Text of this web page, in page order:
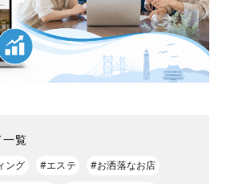
一覧
ング #エステ
#お洒落なお店